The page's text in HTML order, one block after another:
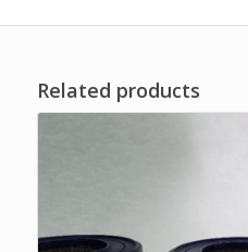
Related products